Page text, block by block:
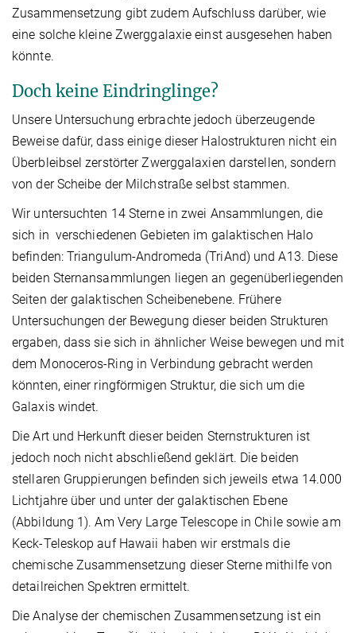
Zusammensetzung gibt zudem Aufschluss darüber, wie
eine solche kleine Zwerggalaxie einst ausgesehen haben
könnte.
Doch keine Eindringlinge?
Unsere Untersuchung erbrachte jedoch überzeugende
Beweise dafür, dass einige dieser Halostrukturen nicht ein
Überbleibsel zerstörter Zwerggalaxien darstellen, sondern
von der Scheibe der Milchstraße selbst stammen.
Wir untersuchten 14 Sterne in zwei Ansammlungen, die
sich in verschiedenen Gebieten im galaktischen Halo
befinden: Triangulum-Andromeda (TriAnd) und A13. Diese
beiden Sternansammlungen liegen an gegenüberliegenden
Seiten der galaktischen Scheibenebene. Frühere
Untersuchungen der Bewegung dieser beiden Strukturen
ergaben, dass sie sich in ähnlicher Weise bewegen und mit
dem Monoceros-Ring in Verbindung gebracht werden
könnten, einer ringförmigen Struktur, die sich um die
Galaxis windet.
Die Art und Herkunft dieser beiden Sternstrukturen ist
jedoch noch nicht abschließend geklärt. Die beiden
stellaren Gruppierungen befinden sich jeweils etwa 14.000
Lichtjahre über und unter der galaktischen Ebene
(Abbildung 1). Am Very Large Telescope in Chile sowie am
Keck-Teleskop auf Hawaii haben wir erstmals die
chemische Zusammensetzung dieser Sterne mithilfe von
detailreichen Spektren ermittelt.
Die Analyse der chemischen Zusammensetzung ist ein